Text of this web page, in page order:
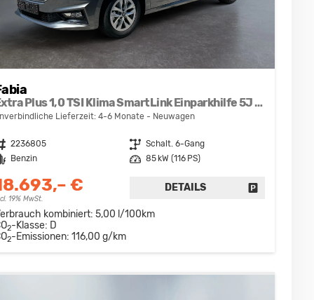
PARKEN ODER VERGLEICHEN
Extra Plus 1,0 TSI Klima SmartLink Einparkhilfe 5J Garantie LED Alu Felgen Kamera Sitzheizung Bluetooth
Lieferzeit: 4-6 Monate Neuwagen
2236805 Getriebe Schalt. 6-Gang
Benzin Leistung 85 kW (116 PS)
€
19% MwSt.
DETAILS
kombiniert: 5,00 l/100km
2-Klasse: D
2-Emissionen: 116,00 g/km